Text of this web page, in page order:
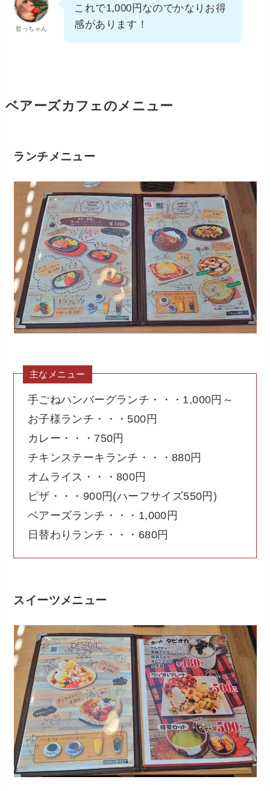
哲っちゃん
これで1,000円なのでかなりお得
感があります！
ベアーズカフェのメニュー
ランチメニュー
主なメニュー
手ごねハンバーグランチ・・・1,000円～
お子様ランチ・・・500円
カレー・・・750円
チキンステーキランチ・・・880円
オムライス・・・800円
ピザ・・・900円(ハーフサイズ550円)
ベアーズランチ・・・1,000円
日替わりランチ・・・680円
スイーツメニュー